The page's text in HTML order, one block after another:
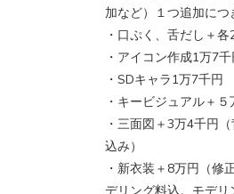
加など）１つ追加につ
・口ぷく、舌だし＋各
・アイコン作成1万7千
・SDキャラ1万7千円
・キービジュアル＋５
・三面図＋3万4千円
込み）
・新衣装＋8万円（修
デリング料込。モデ